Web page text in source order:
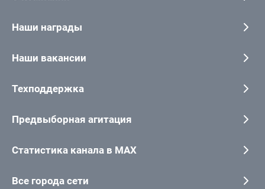
Наши награды
Наши вакансии
Техподдержка
Предвыборная агитация
Статистика канала в MAX
Все города сети